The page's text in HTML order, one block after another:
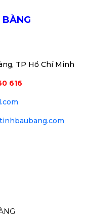
BÀNG
TP Hồ Chí Minh
616